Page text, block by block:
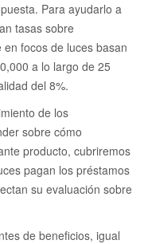
Para ayudarlo a
tasas sobre
focos de luces basan
a lo largo de 25
del 8%.
de los
sobre cómo
producto, cubriremos
pagan los préstamos
su evaluación sobre
de beneficios, igual